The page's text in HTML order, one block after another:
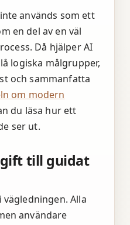
används som ett
en del av en väl
Då hjälper AI
logiska målgrupper,
och sammanfatta
om modern
du läsa hur ett
ser ut.
till guidat
Alla
användare